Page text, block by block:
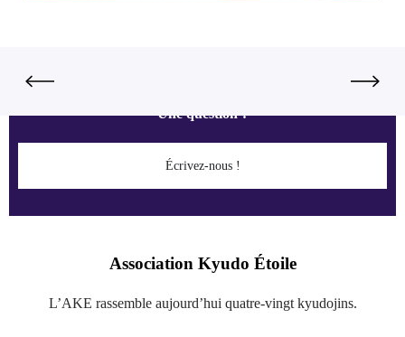
Une question ?
Écrivez-nous !
Association Kyudo Étoile
L’AKE rassemble aujourd’hui quatre-vingt kyudojins.